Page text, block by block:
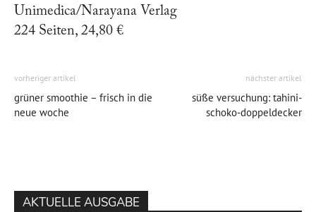
Unimedica/Narayana Verlag
224 Seiten, 24,80 €
vorheriger artikel
grüner smoothie – frisch in die
neue woche
nächster artikel
süße versuchung: tahini-
schoko-doppeldecker
AKTUELLE AUSGABE